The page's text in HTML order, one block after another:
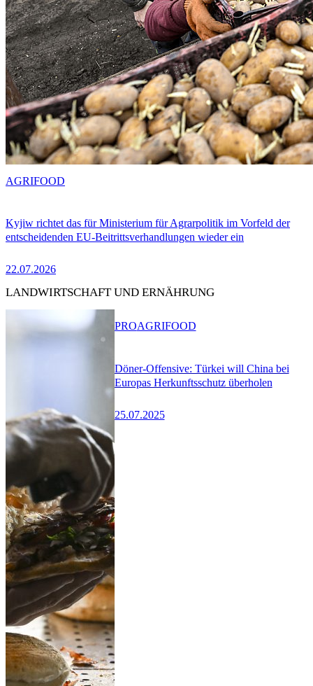
Kyjiw richtet das für Ministerium für Agrarpolitik im Vorfeld der
entscheidenden EU-Beitrittsverhandlungen wieder ein
22.07.2026
AGRIFOOD
LANDWIRTSCHAFT UND ERNÄHRUNG
Döner-Offensive: Türkei will China bei
Europas Herkunftsschutz überholen
25.07.2025
PROAGRIFOOD